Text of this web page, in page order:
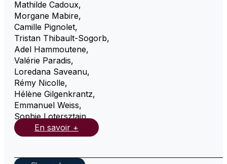
Mathilde Cadoux,
Morgane Mabire,
Camille Pignolet,
Tristan Thibault-Sogorb,
Adel Hammoutene,
Valérie Paradis,
Loredana Saveanu,
Rémy Nicolle,
Hélène Gilgenkrantz,
Emmanuel Weiss,
Sophie Lotersztajn,
En savoir +